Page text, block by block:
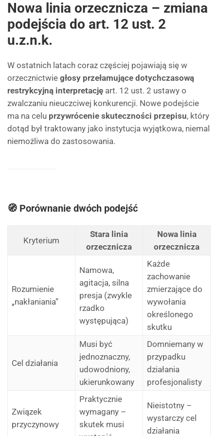
Nowa linia orzecznicza – zmiana
podejścia do art. 12 ust. 2
u.z.n.k.
W ostatnich latach coraz częściej pojawiają się w
orzecznictwie głosy przełamujące dotychczasową
restrykcyjną interpretację art. 12 ust. 2 ustawy o
zwalczaniu nieuczciwej konkurencji. Nowe podejście
ma na celu przywrócenie skuteczności przepisu, który
dotąd był traktowany jako instytucja wyjątkowa, niemal
niemożliwa do zastosowania.
🧭 Porównanie dwóch podejść
Kryterium
Stara linia
orzecznicza
Nowa linia
orzecznicza
Rozumienie
„nakłaniania”
Namowa,
agitacja, silna
presja (zwykle
rzadko
występująca)
Każde
zachowanie
zmierzające do
wywołania
określonego
skutku
Cel działania
Musi być
jednoznaczny,
udowodniony,
ukierunkowany
Domniemany w
przypadku
działania
profesjonalisty
Związek
przyczynowy
Praktycznie
wymagany –
skutek musi
Nieistotny –
wystarczy cel
działania